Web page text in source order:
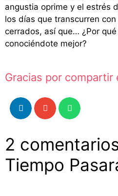
angustia oprime y el estrés
los días que transcurren
cerrados, así que… ¿Por
conociéndote mejor?
Gracias por compartir
2
Tiempo